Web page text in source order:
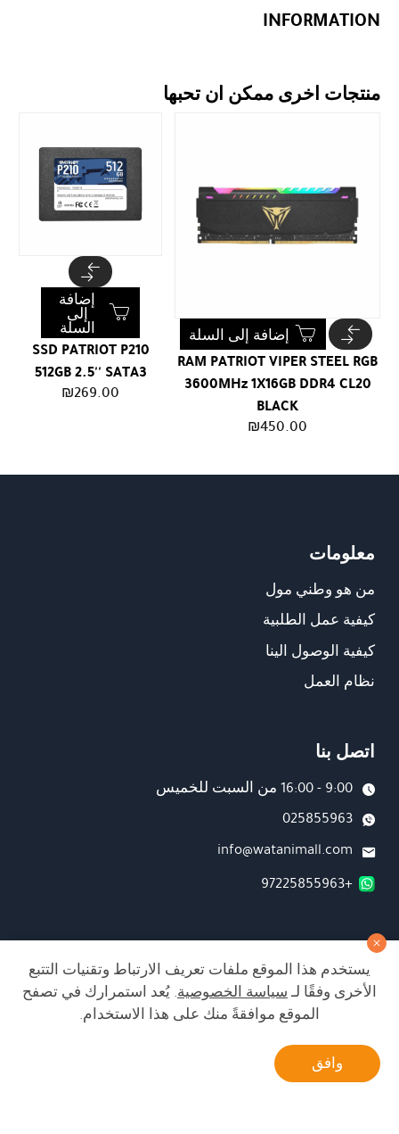
INFORMATION
منتجات اخرى ممكن ان تحبها
RAM PATRIOT VIPER STEEL RGB
3600MHz 1X16GB DDR4 CL20
BLACK
₪450.00
إضافة إلى السلة
SSD PATRIOT P210
512GB 2.5'' SATA3
₪269.00
إضافة
إلى
السلة
معلومات
من هو وطني مول
كيفية عمل الطلبية
كيفية الوصول الينا
نظام العمل
اتصل بنا
9:00 - 16:00 من السبت للخميس
025855963
info@watanimall.com
+97225855963
فروع
تابعونا على صفحة الفيسبوك
تابعونا على انستغرام
يستخدم هذا الموقع ملفات تعريف الارتباط وتقنيات التتبع
الأخرى وفقًا لـسياسة الخصوصية. يُعد استمرارك في تصفح
الموقع موافقةً منك على هذا الاستخدام.
وافق